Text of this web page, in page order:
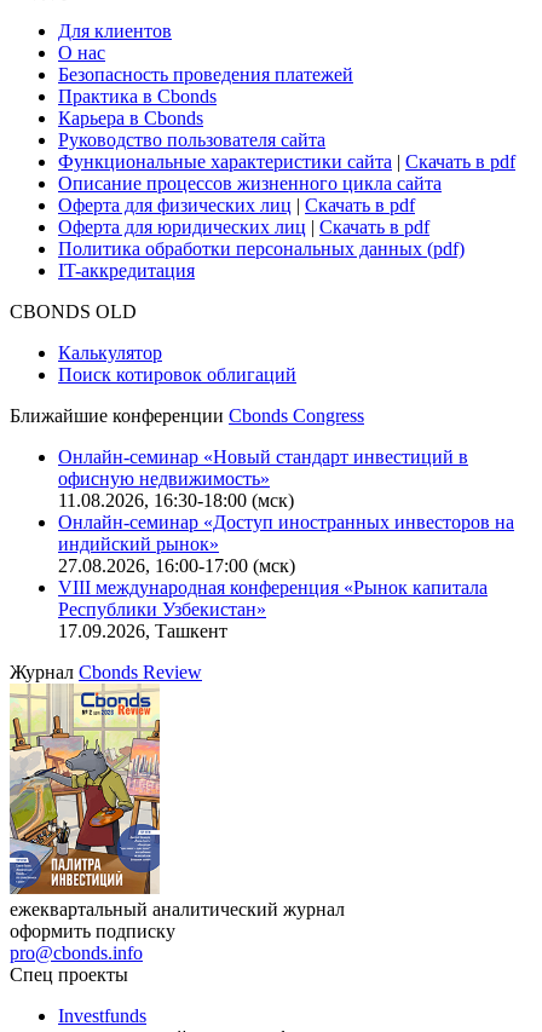
Глоссарий
Поддержка
Для клиентов
О нас
Безопасность проведения платежей
Практика в Cbonds
Карьера в Cbonds
Руководство пользователя сайта
Функциональные характеристики сайта|Скачать в pdf
Описание процессов жизненного цикла сайта
Оферта для физических лиц
Оферта для юридических лиц
IT-аккредитация
Поиск котировок облигаций
Ближайшие конференцииCbonds Congress
Онлайн-семинар «Новый стандарт инвестиций в
офисную недвижимость»
11.08.2026, 16:30-18:00 (мск)
Онлайн-семинар «Доступ иностранных инвесторов на
индийский рынок»
VIII международная конференция «Рынок капитала
Республики Узбекистан»
17.09.2026, Ташкент
ЖурналCbonds Review
ежеквартальный аналитический журнал
оформить подписку